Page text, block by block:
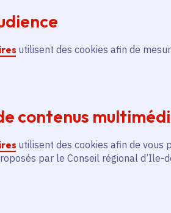
utilisent des cookies afin de
contenus
utilisent des cookies afin de vous
par le Conseil régional d’Ile-